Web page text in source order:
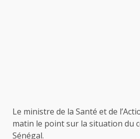
Le ministre de la Santé et de
matin le point sur la situation du
Sénégal.